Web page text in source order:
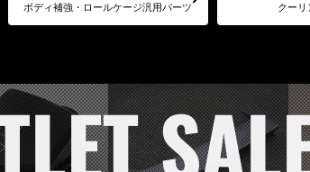
ボディ補強・ロールケージ汎用パーツ クーリ